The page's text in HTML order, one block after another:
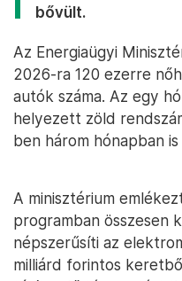
bővült.
Az Energiaügyi
2026-ra 120 ezerre
autók száma. Az egy
helyezett zöld
ben három hónapban
A minisztérium
programban összesen
népszerűsíti az
milliárd forintos